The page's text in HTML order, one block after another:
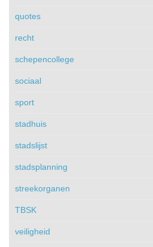
quotes
recht
schepencollege
sociaal
sport
stadhuis
stadslijst
stadsplanning
streekorganen
TBSK
veiligheid